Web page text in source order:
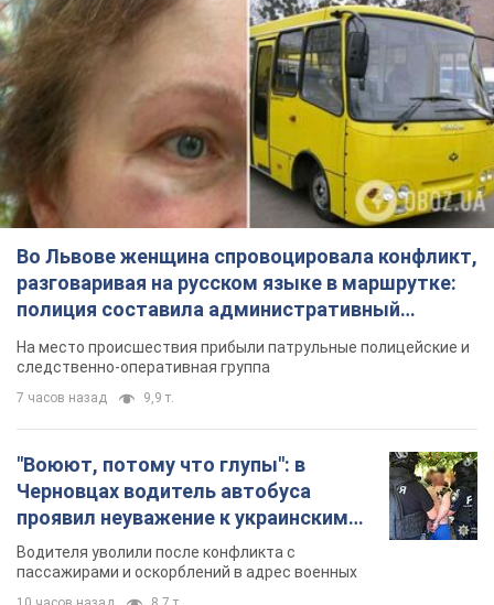
Во Львове женщина спровоцировала конфликт,
разговаривая на русском языке в маршрутке:
полиция составила административный
протокол. Видео
На место происшествия прибыли патрульные полицейские и
следственно-оперативная группа
7 часов назад 9,9 т.
"Воюют, потому что глупы": в
Черновцах водитель автобуса
проявил неуважение к украинским
военным и поплатился за это.
Видео
Водителя уволили после конфликта с
пассажирами и оскорблений в адрес военных